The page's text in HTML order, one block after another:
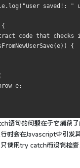
saved!: "
code that checks
{
throw e;
语句的问题在于它捕获了
时会在Javascript中引发
使用try catch而没有检